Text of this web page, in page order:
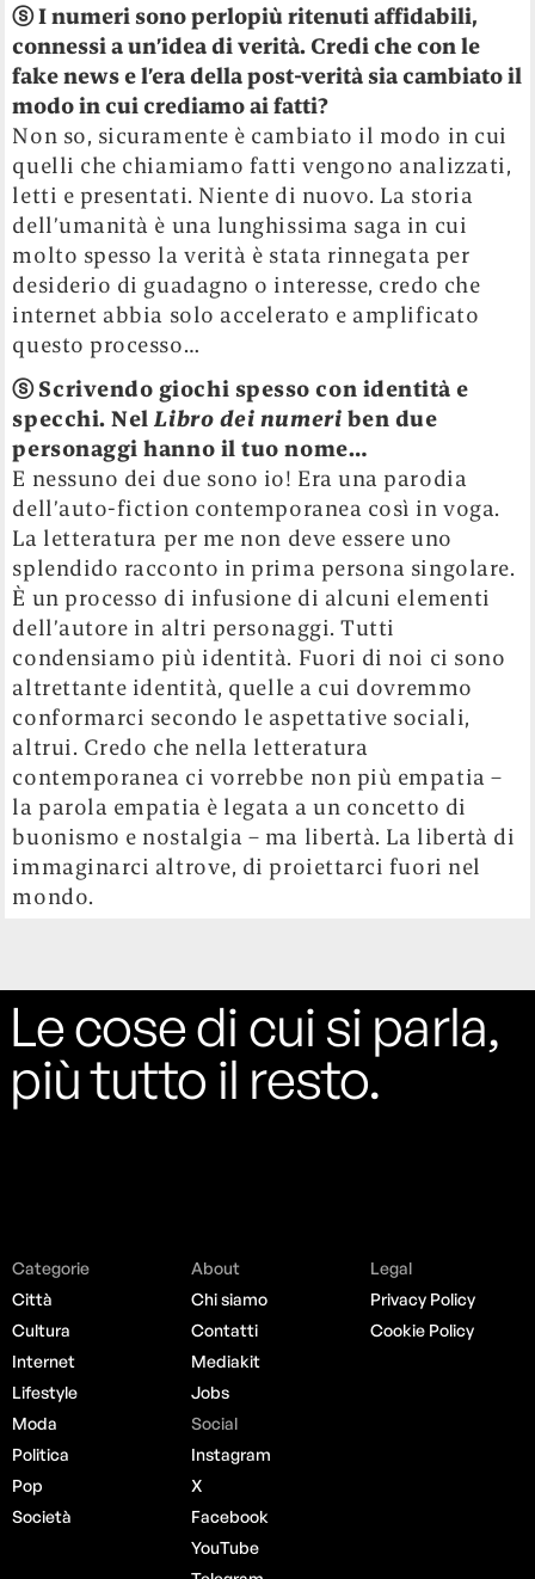
ⓢI numeri sono perlopiù ritenuti affidabili,
connessi a un’idea di verità. Credi che con le
fake news e l’era della post-verità sia cambiato il
modo in cui crediamo ai fatti?
Non so, sicuramente è cambiato il modo in cui
quelli che chiamiamo fatti vengono analizzati,
letti e presentati. Niente di nuovo. La storia
dell’umanità è una lunghissima saga in cui
molto spesso la verità è stata rinnegata per
desiderio di guadagno o interesse, credo che
internet abbia solo accelerato e amplificato
questo processo…
ⓢScrivendo giochi spesso con identità e
specchi. Nel Libro dei numeri ben due
personaggi hanno il tuo nome…
E nessuno dei due sono io! Era una parodia
dell’auto-fiction contemporanea così in voga.
La letteratura per me non deve essere uno
splendido racconto in prima persona singolare.
È un processo di infusione di alcuni elementi
dell’autore in altri personaggi. Tutti
condensiamo più identità. Fuori di noi ci sono
altrettante identità, quelle a cui dovremmo
conformarci secondo le aspettative sociali,
altrui. Credo che nella letteratura
contemporanea ci vorrebbe non più empatia –
la parola empatia è legata a un concetto di
buonismo e nostalgia – ma libertà. La libertà di
immaginarci altrove, di proiettarci fuori nel
mondo.
Le cose di cui si parla,
più tutto il resto.
Categorie
Città
Cultura
Internet
Lifestyle
Moda
Politica
Pop
Società
About
Chi siamo
Contatti
Mediakit
Jobs
Social
Instagram
X
Facebook
YouTube
Legal
Privacy Policy
Cookie Policy